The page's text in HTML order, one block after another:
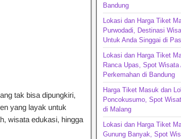
tak bisa dipungkiri,
yang layak untuk
wisata edukasi, hingga
Bandung
Lokasi dan Harga Tiket
Purwodadi, Destinasi
Untuk Anda Singgai di
Lokasi dan Harga Tiket
Ranca Upas, Spot
Perkemahan di Bandung
Harga Tiket Masuk dan
Poncokusumo, Spot
di Malang
Lokasi dan Harga Tiket
Gunung Banyak, Spot